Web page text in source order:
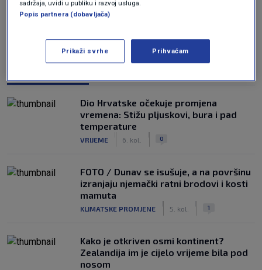
Dio Hrvatske očekuje promjena
vremena: Stižu pljuskovi, bura i pad
temperature
VRIJEME 6. kol. 0
FOTO / Dunav se isušuje, a na površinu
izranjaju njemački ratni brodovi i kosti
mamuta
KLIMATSKE PROMJENE 5. kol. 1
Kako je otkriven osmi kontinent?
Zealandija im je cijelo vrijeme bila pod
nosom
sadržaja, uvidi u publiku i razvoj usluga.
Popis partnera (dobavljača)
Prikaži svrhe Prihvaćam